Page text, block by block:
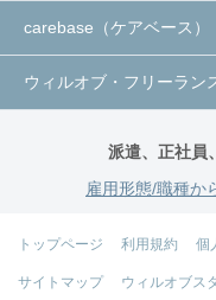
carebase（ケアベース）
ウィルオブ・フリーラン
派遣、正社員
雇用形態/職種か
トップページ 利用規約 個
サイトマップ ウィルオブス